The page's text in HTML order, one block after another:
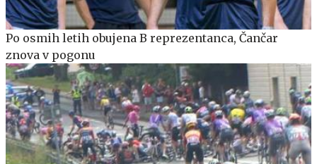
Po osmih letih obujena B reprezentanca, Čančar
znova v pogonu